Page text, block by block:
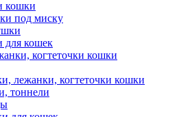
кошки
под миску
для кошек
когтеточки кошки
лежанки, когтеточки кошки
тоннели